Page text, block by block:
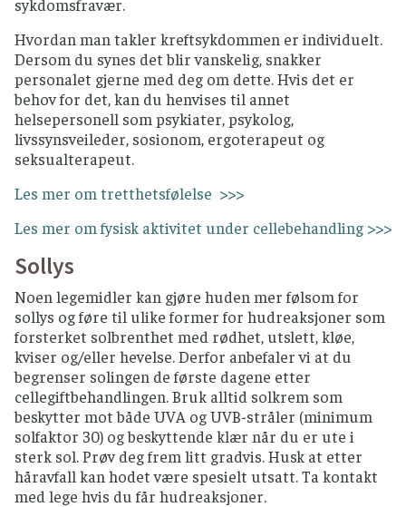
sykdomsfravær.
Hvordan man takler kreftsykdommen er individuelt.
Dersom du synes det blir vanskelig, snakker
personalet gjerne med deg om dette. Hvis det er
behov for det, kan du henvises til annet
helsepersonell som psykiater, psykolog,
livssynsveileder, sosionom, ergoterapeut og
seksualterapeut.
Les mer om tretthetsfølelse >>>
Les mer om fysisk aktivitet under cellebehandling >>>
Sollys
Noen legemidler kan gjøre huden mer følsom for
sollys og føre til ulike former for hudreaksjoner som
forsterket solbrenthet med rødhet, utslett, kløe,
kviser og/eller hevelse. Derfor anbefaler vi at du
begrenser solingen de første dagene etter
cellegiftbehandlingen. Bruk alltid solkrem som
beskytter mot både UVA og UVB-stråler (minimum
solfaktor 30) og beskyttende klær når du er ute i
sterk sol. Prøv deg frem litt gradvis. Husk at etter
håravfall kan hodet være spesielt utsatt. Ta kontakt
med lege hvis du får hudreaksjoner.